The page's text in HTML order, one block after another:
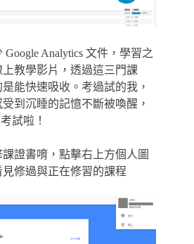
Analytics 文件，學習之
教學影片，透過這三門課
能快速吸收。考過試的我，
到沉睡的記憶不斷被喚醒，
試啦！
證書唷，點擊右上方個人圖
修過與正在修習的課程